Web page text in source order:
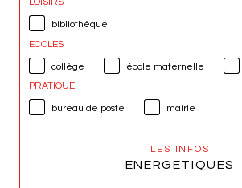
LOISIRS
bibliothèque
ECOLES
collège école maternelle
PRATIQUE
bureau de poste mairie
LES INFOS
ENERGETIQUES